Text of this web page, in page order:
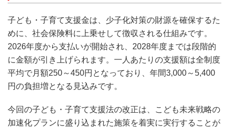
子ども・子育て支援金は、少子化対策の財源を確保するた
めに、社会保険料に上乗せして徴収される仕組みです。
2026年度から支払いが開始され、2028年度までは段階的
に金額が引き上げられます。一人あたりの支援額は全制度
平均で月額250～450円となっており、年間3,000～5,400
円の負担増となる見込みです。
今回の子ども・子育て支援法の改正は、こども未来戦略の
加速化プランに盛り込まれた施策を着実に実行することが